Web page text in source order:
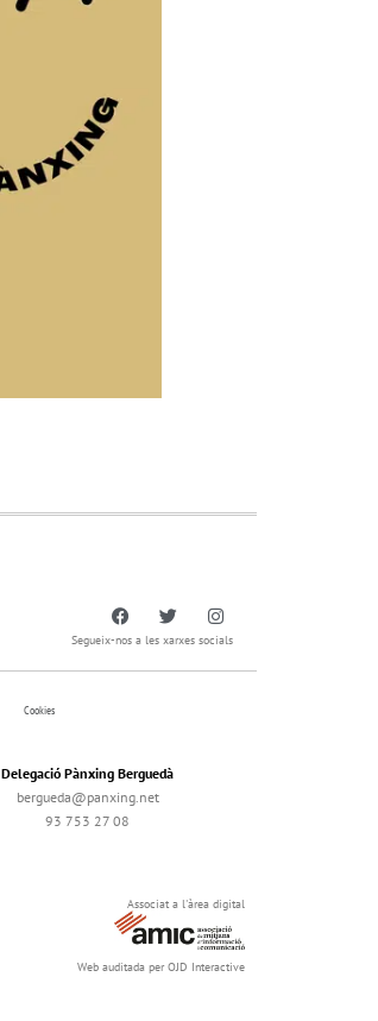
Segueix-nos a les xarxes socials
Cookies
Delegació Pànxing Berguedà
bergueda@panxing.net
93 753 27 08
Associat a l'àrea digital
Web auditada per OJD Interactive